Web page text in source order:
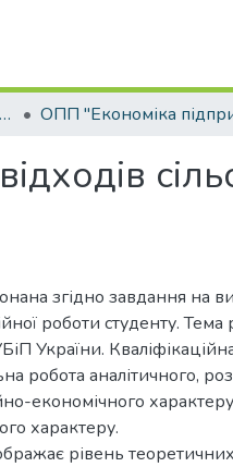
Кваліфікаційні роботи магістрів
згідно завдання на
роботи студенту.
України.
робота аналітичного,
економічного
характеру.
рівень